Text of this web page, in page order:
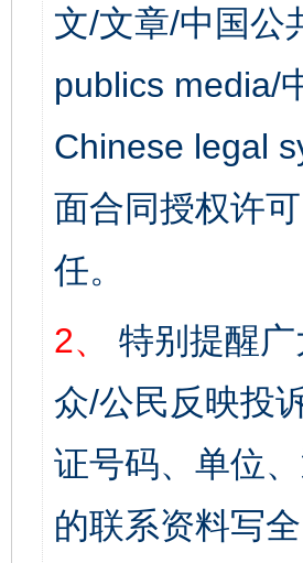
文/文章/中国公
publics media/
Chinese legal
面合同授权许
任。
2、
特别提醒
众/公民反映投
证号码、单位
的联系资料写